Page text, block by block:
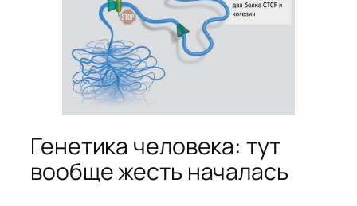
Генетика человека: тут
вообще жесть началась